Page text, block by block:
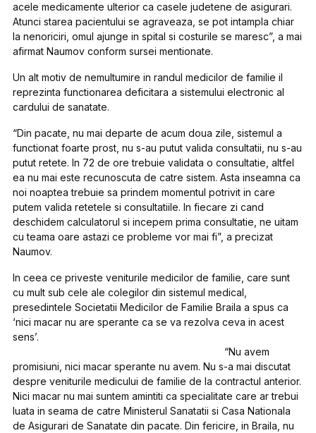
acele medicamente ulterior ca casele judetene de asigurari.
Atunci starea pacientului se agraveaza, se pot intampla chiar
la nenoriciri, omul ajunge in spital si costurile se maresc”, a mai
afirmat Naumov conform sursei mentionate.
Un alt motiv de nemultumire in randul medicilor de familie il
reprezinta functionarea deficitara a sistemului electronic al
cardului de sanatate.
“Din pacate, nu mai departe de acum doua zile, sistemul a
functionat foarte prost, nu s-au putut valida consultatii, nu s-au
putut retete. In 72 de ore trebuie validata o consultatie, altfel
ea nu mai este recunoscuta de catre sistem. Asta inseamna ca
noi noaptea trebuie sa prindem momentul potrivit in care
putem valida retetele si consultatiile. In fiecare zi cand
deschidem calculatorul si incepem prima consultatie, ne uitam
cu teama oare astazi ce probleme vor mai fi”, a precizat
Naumov.
In ceea ce priveste veniturile medicilor de familie, care sunt
cu mult sub cele ale colegilor din sistemul medical,
presedintele Societatii Medicilor de Familie Braila a spus ca
‘nici macar nu are sperante ca se va rezolva ceva in acest
sens’.
“Nu avem
promisiuni, nici macar sperante nu avem. Nu s-a mai discutat
despre veniturile medicului de familie de la contractul anterior.
Nici macar nu mai suntem amintiti ca specialitate care ar trebui
luata in seama de catre Ministerul Sanatatii si Casa Nationala
de Asigurari de Sanatate din pacate. Din fericire, in Braila, nu